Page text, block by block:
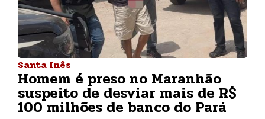
Santa Inês
Homem é preso no Maranhão
suspeito de desviar mais de R$
100 milhões de banco do Pará